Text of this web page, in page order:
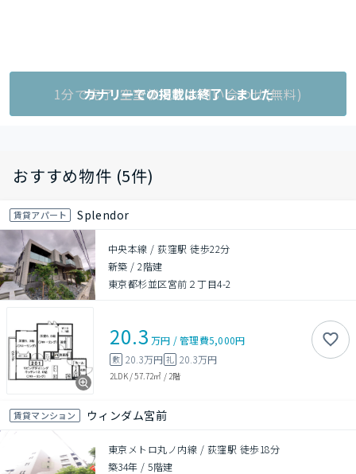
1分で完了!空室状況をお問い合わせ(無料)
カナリーでの掲載は終了しました
おすすめ物件 (5件)
賃貸アパート Splendor
中央本線 / 荻窪駅 徒歩22分
新築 /2階建
東京都杉並区宮前２丁目4-2
20.3 万円 /管理費5,000円
敷 20.3万円 礼 20.3万円
2LDK/57.72㎡ / 2階
賃貸マンション ウィンダム宮前
東京メトロ丸ノ内線 / 荻窪駅 徒歩18分
築34年 /5階建